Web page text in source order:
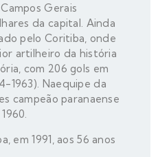
Gerais
da capital. Ainda
pelo Coritiba, onde
artilheiro da história
com 206 gols em
1963). Naequipe da
campeão paranaense
em 1991, aos 56 anos